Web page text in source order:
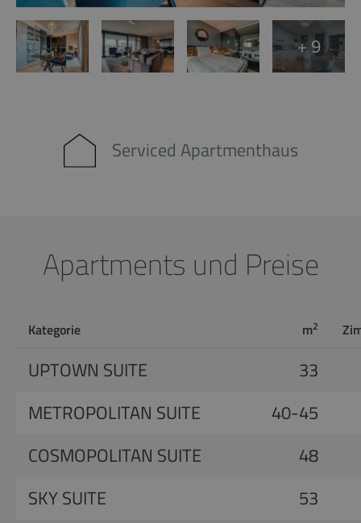
+ 9
Serviced Apartmenthaus
Apartments und Preise
Kategorie m2
UPTOWN SUITE
33
METROPOLITAN SUITE
40-45
COSMOPOLITAN SUITE
48
SKY SUITE
53